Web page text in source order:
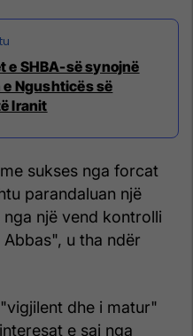
e SHBA-së synojnë
Ngushticës së
Iranit
sukses nga forcat
parandaluan një
një vend kontrolli
u tha ndër
dhe i matur"
e saj nga